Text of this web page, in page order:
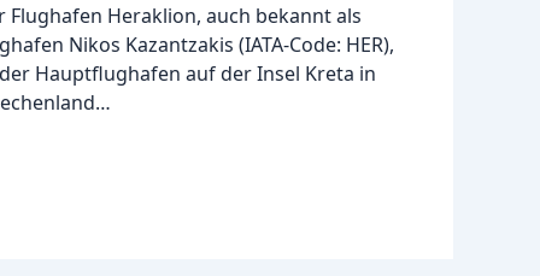
Flughafen Heraklion, auch bekannt als
Nikos Kazantzakis (IATA-Code: HER),
Hauptflughafen auf der Insel Kreta in